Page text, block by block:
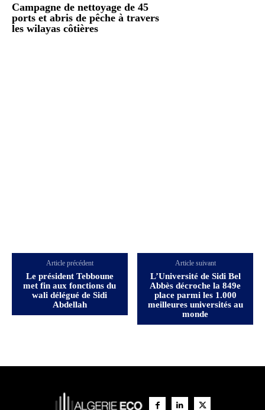
Campagne de nettoyage de 45
ports et abris de pêche à travers
les wilayas côtières
Article précédent
Le président Tebboune
met fin aux fonctions du
wali délégué de Sidi
Abdellah
Article suivant
L’Université de Sidi Bel
Abbès décroche la 849e
place parmi les 1.000
meilleures universités au
monde